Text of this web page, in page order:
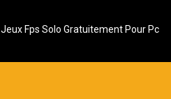
Fps Solo Gratuitement Pour Pc